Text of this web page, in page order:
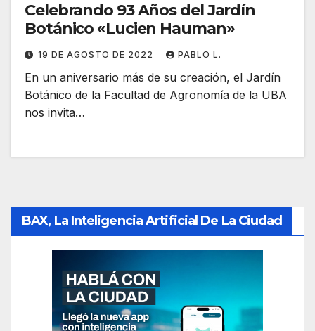
Celebrando 93 Años del Jardín
Botánico «Lucien Hauman»
19 DE AGOSTO DE 2022 PABLO L.
En un aniversario más de su creación, el Jardín
Botánico de la Facultad de Agronomía de la UBA
nos invita…
BAX, La Inteligencia Artificial De La Ciudad